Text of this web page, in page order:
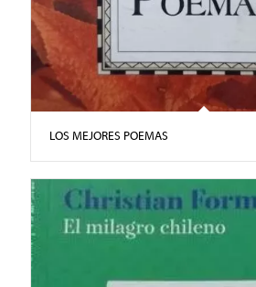
LOS MEJORES POEMAS